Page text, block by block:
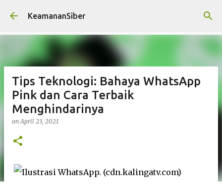
Skip to main content
KeamananSiber
Tips Teknologi: Bahaya WhatsApp
Pink dan Cara Terbaik
Menghindarinya
onApril 23, 2021